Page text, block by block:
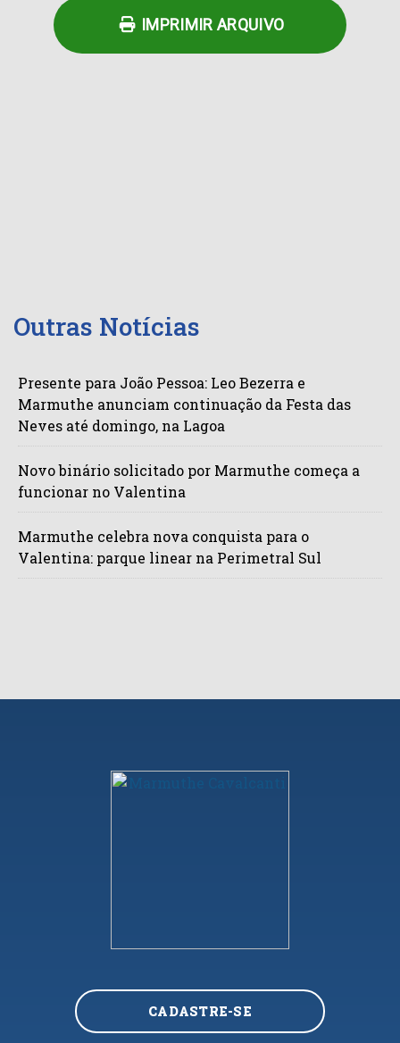
IMPRIMIR ARQUIVO
Outras Notícias
Presente para João Pessoa: Leo Bezerra e
Marmuthe anunciam continuação da Festa das
Neves até domingo, na Lagoa
Novo binário solicitado por Marmuthe começa a
funcionar no Valentina
Marmuthe celebra nova conquista para o
Valentina: parque linear na Perimetral Sul
CADASTRE-SE